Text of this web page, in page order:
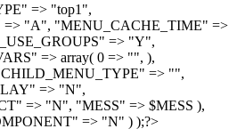
=> "top1",
"A", "MENU_CACHE_TIME" =>
=> "Y",
=> array( 0 => "", ),
=> "",
=> "N",
=> "N", "MESS" => $MESS ),
=> "N" ) );?>